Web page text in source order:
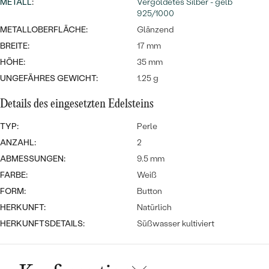
Meistverkaufte
Eheringe
MIT EDELSTEIN
NACH MATERIAL
EDELSTEINSCHMUCK
SCHMUCK MIT LAB GROWN
DIAMANTEN
PERLENSCHMUCK
PERSONALISIERT
SYMBOLISCH
MINIMALISTISCH
NACH ANLASS
PREISWERTE
LUXURIÖSE
LUXURIÖSE
METALL:
Vergoldetes Silber - gelb
925/1000
METALLOBERFLÄCHE:
Glänzend
BREITE:
17 mm
HÖHE:
35 mm
UNGEFÄHRES GEWICHT:
1.25 g
Details des eingesetzten Edelsteins
TYP:
Perle
ANZAHL:
2
ABMESSUNGEN:
9.5 mm
FARBE:
Weiß
FORM:
Button
HERKUNFT:
Natürlich
HERKUNFTSDETAILS:
Süßwasser kultiviert